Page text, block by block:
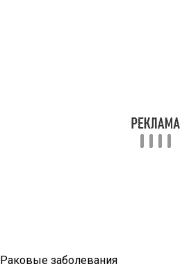
Раковые заболевания